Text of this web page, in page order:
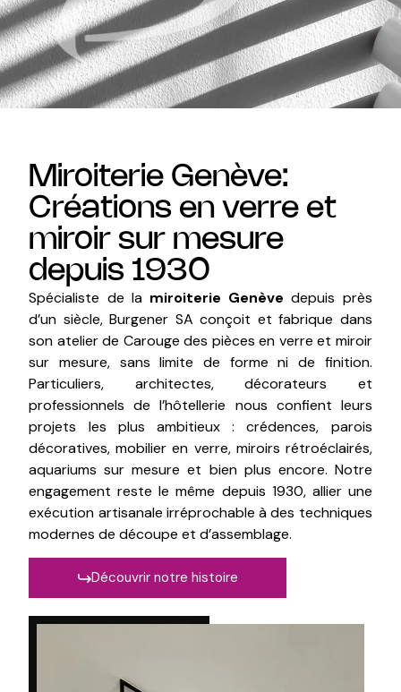
Miroiterie Genève:
Créations en verre et
miroir sur mesure
depuis 1930
Spécialiste de la miroiterie Genève depuis près
d’un siècle, Burgener SA conçoit et fabrique dans
son atelier de Carouge des pièces en verre et miroir
sur mesure, sans limite de forme ni de finition.
Particuliers, architectes, décorateurs et
professionnels de l’hôtellerie nous confient leurs
projets les plus ambitieux : crédences, parois
décoratives, mobilier en verre, miroirs rétroéclairés,
aquariums sur mesure et bien plus encore. Notre
engagement reste le même depuis 1930, allier une
exécution artisanale irréprochable à des techniques
modernes de découpe et d’assemblage.
Découvrir notre histoire